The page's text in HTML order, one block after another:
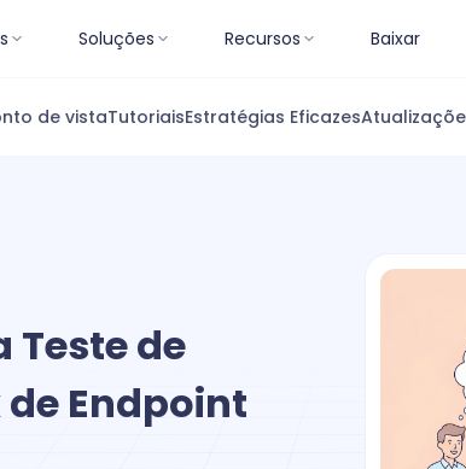
Soluções Recursos Baixar
de vistaTutoriaisEstratégias Eficazes
Teste de
Endpoint